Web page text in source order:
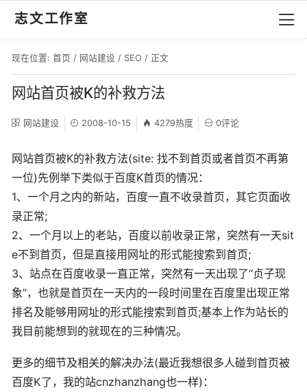
志文工作室
现在位置: 首页 / 网站建设 / SEO / 正文
网站首页被K的补救方法
网站建设 2008-10-15 4279热度 0评论
网站首页被K的补救方法(site: 找不到首页或者首页不再第
一位)先例举下类似于百度K首页的情况：
1、一个月之内的新站，百度一直不收录首页，其它页面收
录正常;
2、一个月以上的老站，百度以前收录正常，突然有一天sit
e不到首页，但是直接用网址的形式能搜索到首页;
3、站点在百度收录一直正常，突然有一天出现了“贞子现
象”，也就是首页在一天内的一段时间里在百度里出现正常
排名及能够用网址的形式能搜索到首页;基本上作为站长的
我目前能想到的就现在的三种情况。
更多的细节及相关的解决办法(最近我想很多人碰到首页被
百度K了，我的站cnzhanzhang也一样)：